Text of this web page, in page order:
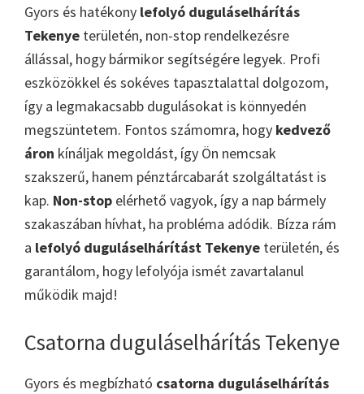
Gyors és hatékony lefolyó duguláselhárítás
Tekenye területén, non-stop rendelkezésre
állással, hogy bármikor segítségére legyek. Profi
eszközökkel és sokéves tapasztalattal dolgozom,
így a legmakacsabb dugulásokat is könnyedén
megszüntetem. Fontos számomra, hogy kedvező
áron kínáljak megoldást, így Ön nemcsak
szakszerű, hanem pénztárcabarát szolgáltatást is
kap. Non-stop elérhető vagyok, így a nap bármely
szakaszában hívhat, ha probléma adódik. Bízza rám
a lefolyó duguláselhárítást Tekenye területén, és
garantálom, hogy lefolyója ismét zavartalanul
működik majd!
Csatorna duguláselhárítás Tekenye
Gyors és megbízható csatorna duguláselhárítás